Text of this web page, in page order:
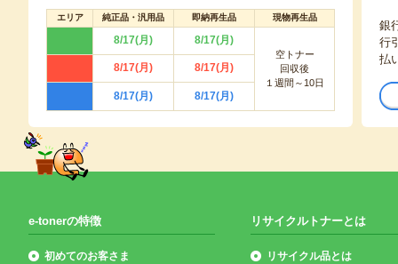
エリア 純正品・汎用品 即納再生品 現物再生品
8/17(月) 8/17(月)
空トナー
回収後
１週間～10日
8/17(月) 8/17(月)
8/17(月) 8/17(月)
銀
行
払
e-tonerの特徴
初めてのお客さま
リサイクルトナーとは
リサイクル品とは